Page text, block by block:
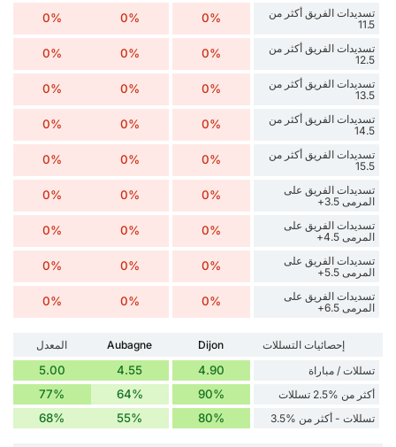
تسديدات الفريق أكثر من
11.5
0%
0%
0%
تسديدات الفريق أكثر من
12.5
0%
0%
0%
تسديدات الفريق أكثر من
13.5
0%
0%
0%
تسديدات الفريق أكثر من
14.5
0%
0%
0%
تسديدات الفريق أكثر من
15.5
0%
0%
0%
تسديدات الفريق على
المرمى 3.5+
0%
0%
0%
تسديدات الفريق على
المرمى 4.5+
0%
0%
0%
تسديدات الفريق على
المرمى 5.5+
0%
0%
0%
تسديدات الفريق على
المرمى 6.5+
0%
0%
0%
إحصائيات التسللات Dijon
Aubagne
المعدل
تسللات / مباراة
4.90
4.55
5.00
أكثر من %2.5 تسللات 90%
64%
77%
تسللات - أكثر من %3.5 80%
55%
68%